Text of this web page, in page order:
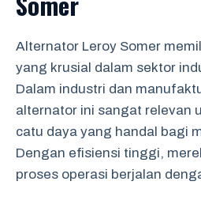
Alternator Leroy Somer
yang krusial dalam sektor
Dalam industri dan
alternator ini sangat relevan
catu daya yang handal bagi
Dengan efisiensi tinggi,
proses operasi berjalan